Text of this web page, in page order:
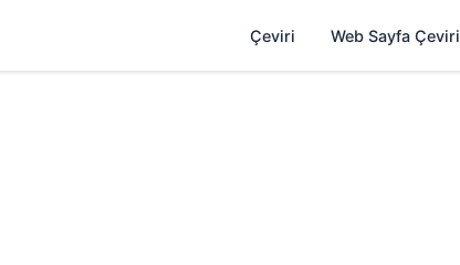
Çeviri Web Sayfa Çeviri